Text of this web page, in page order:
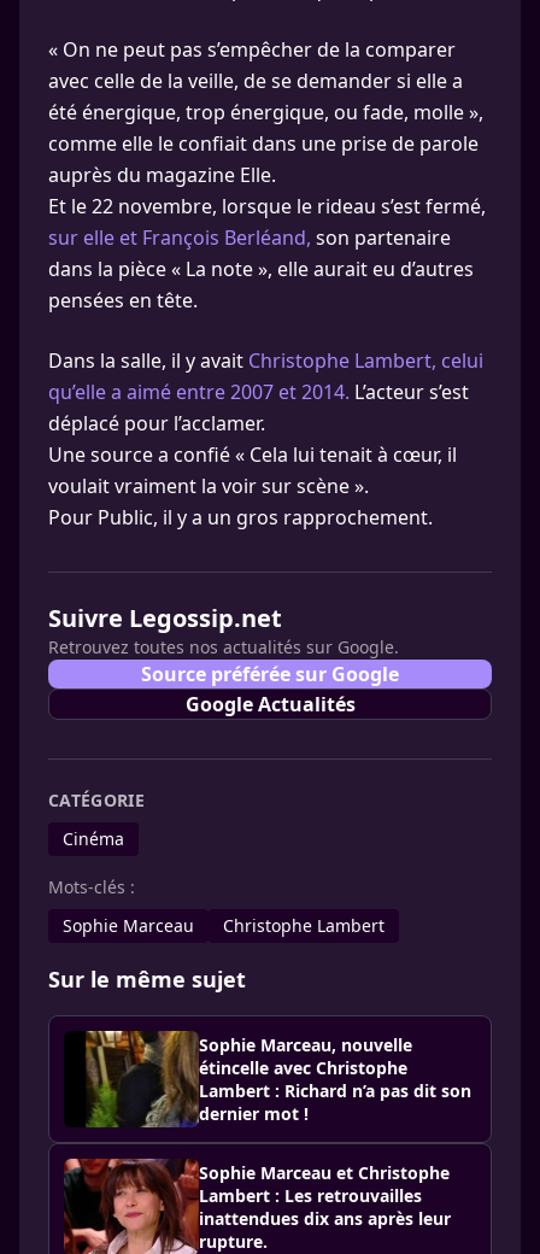
« On ne peut pas s’empêcher de la comparer
avec celle de la veille, de se demander si elle a
été énergique, trop énergique, ou fade, molle »,
comme elle le confiait dans une prise de parole
auprès du magazine Elle.
Et le 22 novembre, lorsque le rideau s’est fermé,
sur elle et François Berléand, son partenaire
dans la pièce « La note », elle aurait eu d’autres
pensées en tête.
Dans la salle, il y avait Christophe Lambert, celui
qu’elle a aimé entre 2007 et 2014. L’acteur s’est
déplacé pour l’acclamer.
Une source a confié « Cela lui tenait à cœur, il
voulait vraiment la voir sur scène ».
Pour Public, il y a un gros rapprochement.
Suivre Legossip.net
Retrouvez toutes nos actualités sur Google.
Source préférée sur Google
Google Actualités
CATÉGORIE
Cinéma
Mots-clés :
Sophie Marceau
Christophe Lambert
Sur le même sujet
Sophie Marceau, nouvelle
étincelle avec Christophe
Lambert : Richard n’a pas dit son
dernier mot !
Sophie Marceau et Christophe
Lambert : Les retrouvailles
inattendues dix ans après leur
rupture.